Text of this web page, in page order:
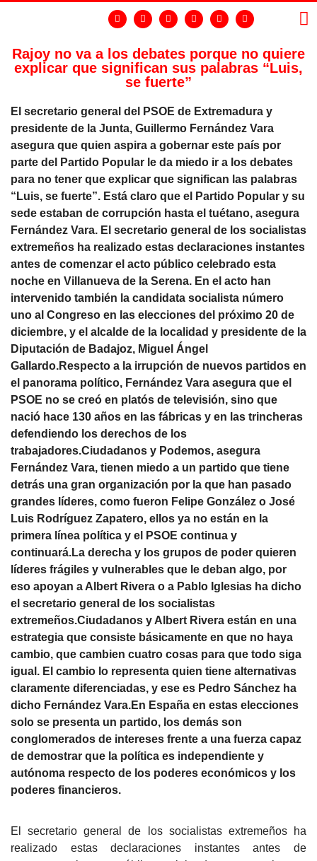
Rajoy no va a los debates porque no quiere
explicar que significan sus palabras “Luis,
se fuerte”
El secretario general del PSOE de Extremadura y
presidente de la Junta, Guillermo Fernández Vara
asegura que quien aspira a gobernar este país por
parte del Partido Popular le da miedo ir a los debates
para no tener que explicar que significan las palabras
“Luis, se fuerte”. Está claro que el Partido Popular y su
sede estaban de corrupción hasta el tuétano, asegura
Fernández Vara. El secretario general de los socialistas
extremeños ha realizado estas declaraciones instantes
antes de comenzar el acto público celebrado esta
noche en Villanueva de la Serena. En el acto han
intervenido también la candidata socialista número
uno al Congreso en las elecciones del próximo 20 de
diciembre, y el alcalde de la localidad y presidente de la
Diputación de Badajoz, Miguel Ángel
Gallardo.Respecto a la irrupción de nuevos partidos en
el panorama político, Fernández Vara asegura que el
PSOE no se creó en platós de televisión, sino que
nació hace 130 años en las fábricas y en las trincheras
defendiendo los derechos de los
trabajadores.Ciudadanos y Podemos, asegura
Fernández Vara, tienen miedo a un partido que tiene
detrás una gran organización por la que han pasado
grandes líderes, como fueron Felipe González o José
Luis Rodríguez Zapatero, ellos ya no están en la
primera línea política y el PSOE continua y
continuará.La derecha y los grupos de poder quieren
líderes frágiles y vulnerables que le deban algo, por
eso apoyan a Albert Rivera o a Pablo Iglesias ha dicho
el secretario general de los socialistas
extremeños.Ciudadanos y Albert Rivera están en una
estrategia que consiste básicamente en que no haya
cambio, que cambien cuatro cosas para que todo siga
igual. El cambio lo representa quien tiene alternativas
claramente diferenciadas, y ese es Pedro Sánchez ha
dicho Fernández Vara.En España en estas elecciones
solo se presenta un partido, los demás son
conglomerados de intereses frente a una fuerza capaz
de demostrar que la política es independiente y
autónoma respecto de los poderes económicos y los
poderes financieros.
El secretario general de los socialistas extremeños ha
realizado estas declaraciones instantes antes de